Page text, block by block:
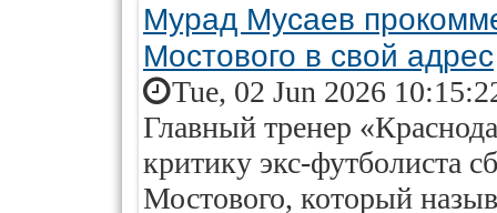
Мурад Мусаев
Мостового в свой адрес
Tue, 02 Jun 2026
Главный тренер
критику экс-футболиста
Мостового, который